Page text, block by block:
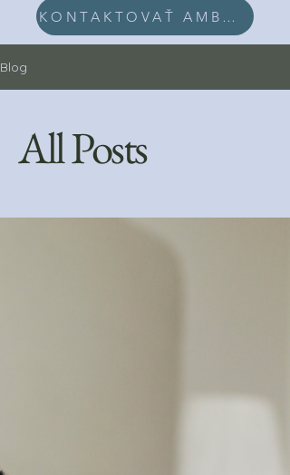
KONTAKTOVAŤ AMBULANCIU EMMY.SK
Blog
All Posts